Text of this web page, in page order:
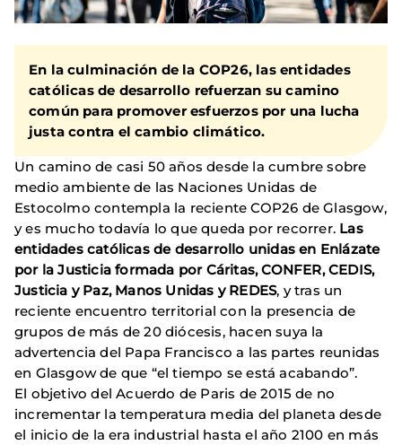
En la culminación de la COP26, las entidades
católicas de desarrollo refuerzan su camino
común para promover esfuerzos por una lucha
justa contra el cambio climático.
Un camino de casi 50 años desde la cumbre sobre
medio ambiente de las Naciones Unidas de
Estocolmo contempla la reciente COP26 de Glasgow,
y es mucho todavía lo que queda por recorrer. Las
entidades católicas de desarrollo unidas en Enlázate
por la Justicia formada por Cáritas, CONFER, CEDIS,
Justicia y Paz, Manos Unidas y REDES, y tras un
reciente encuentro territorial con la presencia de
grupos de más de 20 diócesis, hacen suya la
advertencia del Papa Francisco a las partes reunidas
en Glasgow de que “el tiempo se está acabando”.
El objetivo del Acuerdo de Paris de 2015 de no
incrementar la temperatura media del planeta desde
el inicio de la era industrial hasta el año 2100 en más